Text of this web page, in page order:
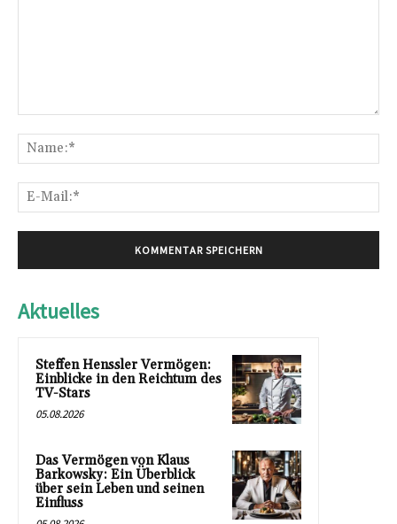
Aktuelles
Steffen Henssler Vermögen:
Einblicke in den Reichtum des
TV-Stars
05.08.2026
Das Vermögen von Klaus
Barkowsky: Ein Überblick
über sein Leben und seinen
Einfluss